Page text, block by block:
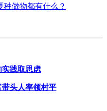
种做物都有什么？
践取思虑
头人率领村平